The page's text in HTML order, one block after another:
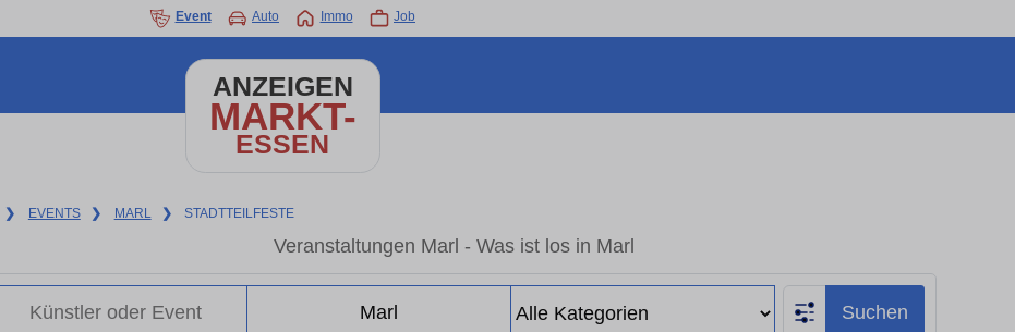
Event Auto Immo Job
ANZEIGEN
MARKT-
ESSEN
❯ EVENTS ❯ MARL ❯ STADTTEILFESTE
Veranstaltungen Marl - Was ist los in Marl
Suchen